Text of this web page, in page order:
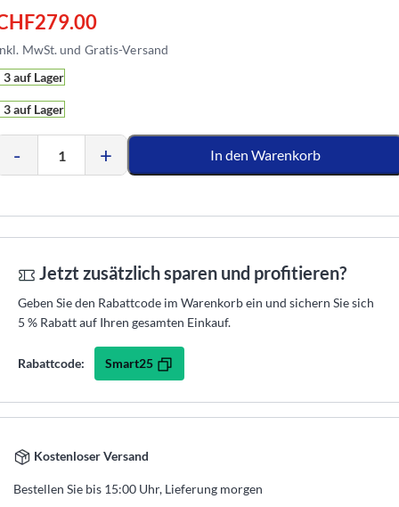
279.00
3 auf Lager
3 auf Lager
- + In den Warenkorb
Jetzt zusätzlich sparen und profitieren?
Geben Sie den Rabattcode im Warenkorb ein und sichern Sie sich
5 % Rabatt auf Ihren gesamten Einkauf.
Rabattcode: Smart25
Kostenloser Versand
Bestellen Sie bis 15:00 Uhr, Lieferung morgen